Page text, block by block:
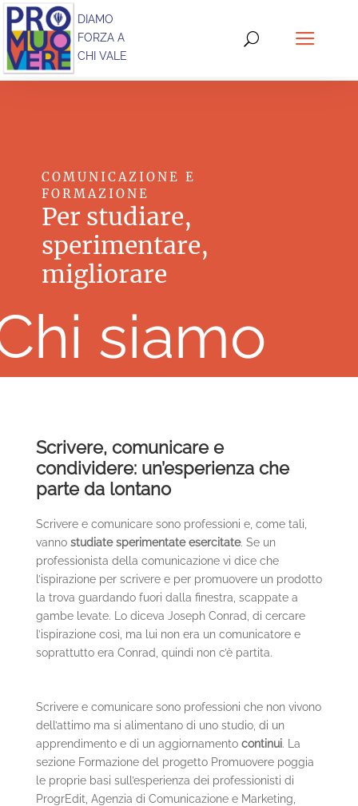
DIAMO
FORZA A
CHI VALE
COMUNICAZIONE E
FORMAZIONE
Per studiare,
sperimentare,
migliorare
siamo
Scrivere, comunicare e
condividere: un’esperienza che
parte da lontano
Scrivere e comunicare sono professioni e, come tali,
vanno studiate sperimentate esercitate. Se un
professionista della comunicazione vi dice che
l’ispirazione per scrivere e per promuovere un prodotto
la trova guardando fuori dalla finestra, scappate a
gambe levate. Lo diceva Joseph Conrad, di cercare
l’ispirazione così, ma lui non era un comunicatore e
soprattutto era Conrad, quindi non c’è partita.
Scrivere e comunicare sono professioni che non vivono
dell’attimo ma si alimentano di uno studio, di un
apprendimento e di un aggiornamento continui. La
sezione Formazione del progetto Promuovere poggia
le proprie basi sull’esperienza dei professionisti di
ProgrEdit, Agenzia di Comunicazione e Marketing,